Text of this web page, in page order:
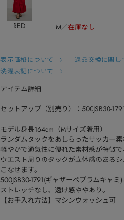
RED M 在庫なし
表示価格について 返品交換に関し
洗濯表記について
アイテム詳細
セットアップ（別売り）： 500JSB30-
モデル身長164cm（Mサイズ着用）
ランダムタックをあしらったサッカー素
軽やかで通気性に優れた素材感が特徴で
ウエスト周りのタックが立体感のある
こなせます。
500JSB30-1791(ギャザーペプラムキャミ
ストレッチなし、透け感ややあり。
【お手入れ方法】マシンウォッシュ可